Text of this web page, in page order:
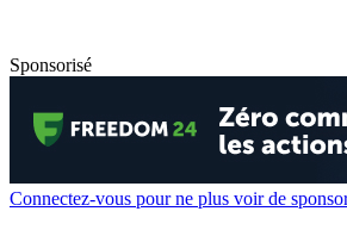
Sponsorisé
Connectez-vous pour ne plus voir de